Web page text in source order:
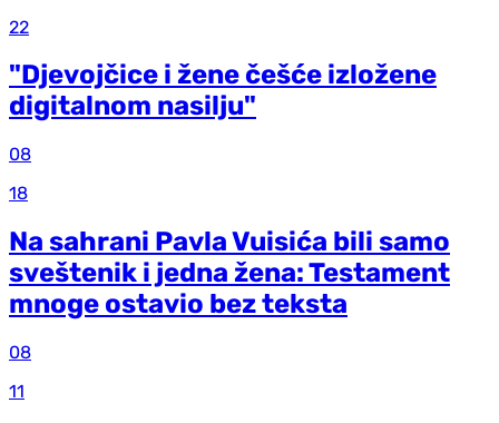
22
"Djevojčice i žene češće izložene
digitalnom nasilju"
08
18
Na sahrani Pavla Vuisića bili samo
sveštenik i jedna žena: Testament
mnoge ostavio bez teksta
08
11